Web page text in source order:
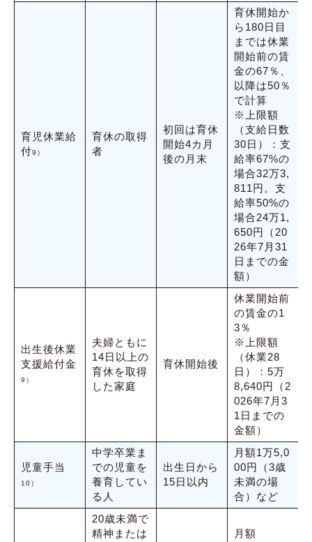
育児休業給
付9）
育休の取得
者
初回は育休
開始4カ月
後の月末
育休開始か
ら180日目
までは休業
開始前の賃
金の67％、
以降は50％
で計算
※上限額
（支給日数
30日）：支
給率67%の
場合32万3,
811円。支
給率50%の
場合24万1,
650円（20
26年7月31
日までの金
額）
出生後休業
支援給付金
9）
夫婦ともに
14日以上の
育休を取得
した家庭
育休開始後
休業開始前
の賃金の1
3％
※上限額
（休業28
日）：5万
8,640円（2
026年7月3
1日までの
金額）
児童手当
10）
中学卒業ま
での児童を
養育してい
る人
出生日から
15日以内
月額1万5,0
00円（3歳
未満の場
合）など
20歳未満で
精神または
月額